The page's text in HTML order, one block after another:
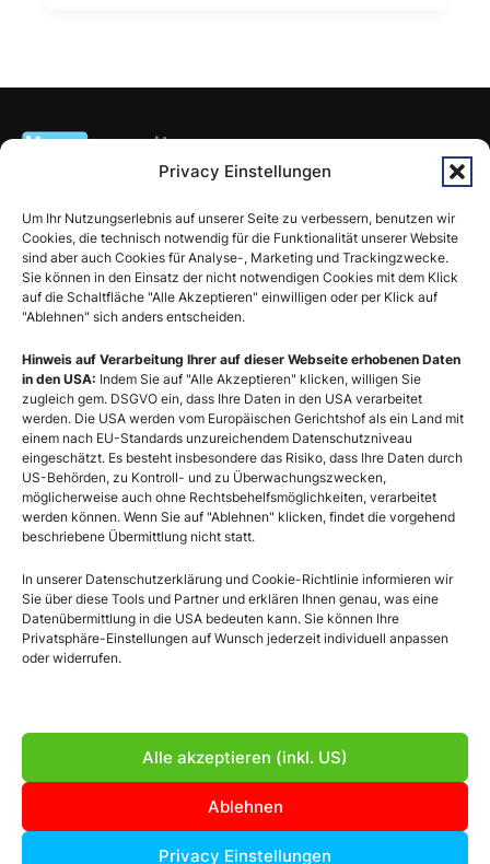
Privacy Einstellungen
Um Ihr Nutzungserlebnis auf unserer Seite zu verbessern, benutzen wir
Cookies, die technisch notwendig für die Funktionalität unserer Website
sind aber auch Cookies für Analyse-, Marketing und Trackingzwecke.
Sie können in den Einsatz der nicht notwendigen Cookies mit dem Klick
auf die Schaltfläche "Alle Akzeptieren" einwilligen oder per Klick auf
"Ablehnen" sich anders entscheiden.
Hinweis auf Verarbeitung Ihrer auf dieser Webseite erhobenen Daten
in den USA: Indem Sie auf "Alle Akzeptieren" klicken, willigen Sie
zugleich gem. DSGVO ein, dass Ihre Daten in den USA verarbeitet
werden. Die USA werden vom Europäischen Gerichtshof als ein Land mit
einem nach EU-Standards unzureichendem Datenschutzniveau
eingeschätzt. Es besteht insbesondere das Risiko, dass Ihre Daten durch
US-Behörden, zu Kontroll- und zu Überwachungszwecken,
möglicherweise auch ohne Rechtsbehelfsmöglichkeiten, verarbeitet
werden können. Wenn Sie auf "Ablehnen" klicken, findet die vorgehend
beschriebene Übermittlung nicht statt.
In unserer Datenschutzerklärung und Cookie-Richtlinie informieren wir
Sie über diese Tools und Partner und erklären Ihnen genau, was eine
Datenübermittlung in die USA bedeuten kann. Sie können Ihre
Privatsphäre-Einstellungen auf Wunsch jederzeit individuell anpassen
oder widerrufen.
Alle akzeptieren (inkl. US)
Ablehnen
Privacy Einstellungen
linomedia ist deine WordPress Agentur im Waldviertel und in
Wien. Wir bieten WordPress Webdesign, SEO, Schulung, E-
Commerce Lösungen, Wartung und die Optimierung digitaler
Projekte an.
https://
https://
https://
KONTAKT
Büro NÖ: Wienerstraße 113a,
3571 Gars am Kamp
: Jochen-Rindt Str. 22/13/21,
1230 Wien
+43 660 560 5984
office@linomedia.at
© 2026 linomedia
Impressum
AGB
Datenschutzerklärung